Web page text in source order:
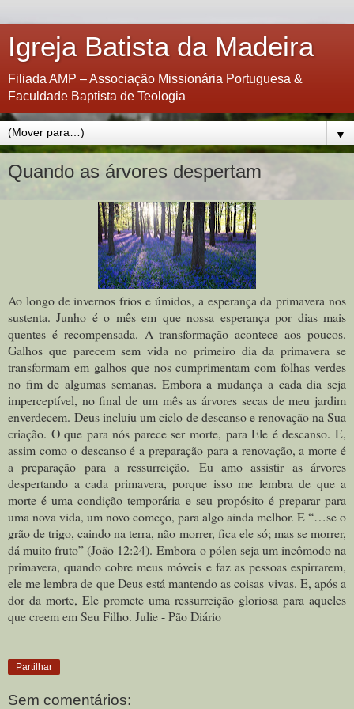
Igreja Batista da Madeira
Filiada AMP – Associação Missionária Portuguesa &
Faculdade Baptista de Teologia
▼
Quando as árvores despertam
Ao longo de invernos frios e úmidos, a esperança da primavera nos
sustenta. Junho é o mês em que nossa esperança por dias mais
quentes é recompensada. A transformação acontece aos poucos.
Galhos que parecem sem vida no primeiro dia da primavera se
transformam em galhos que nos cumprimentam com folhas verdes
no fim de algumas semanas. Embora a mudança a cada dia seja
imperceptível, no final de um mês as árvores secas de meu jardim
enverdecem.Deus incluiu um ciclo de descanso e renovação na Sua
criação. O que para nós parece ser morte, para Ele é descanso. E,
assim como o descanso é a preparação para a renovação, a morte é
a preparação para a ressurreição. Eu amo assistir as árvores
despertando a cada primavera, porque isso me lembra de que a
morte é uma condição temporária e seu propósito é preparar para
uma nova vida, um novo começo, para algo ainda melhor. E “…se o
grão de trigo, caindo na terra, não morrer, fica ele só; mas se morrer,
dá muito fruto” (João 12:24).Embora o pólen seja um incômodo na
primavera, quando cobre meus móveis e faz as pessoas espirrarem,
ele me lembra de que Deus está mantendo as coisas vivas. E, após a
dor da morte, Ele promete uma ressurreição gloriosa para aqueles
que creem em Seu Filho. Julie - Pão Diário
Partilhar
Sem comentários: